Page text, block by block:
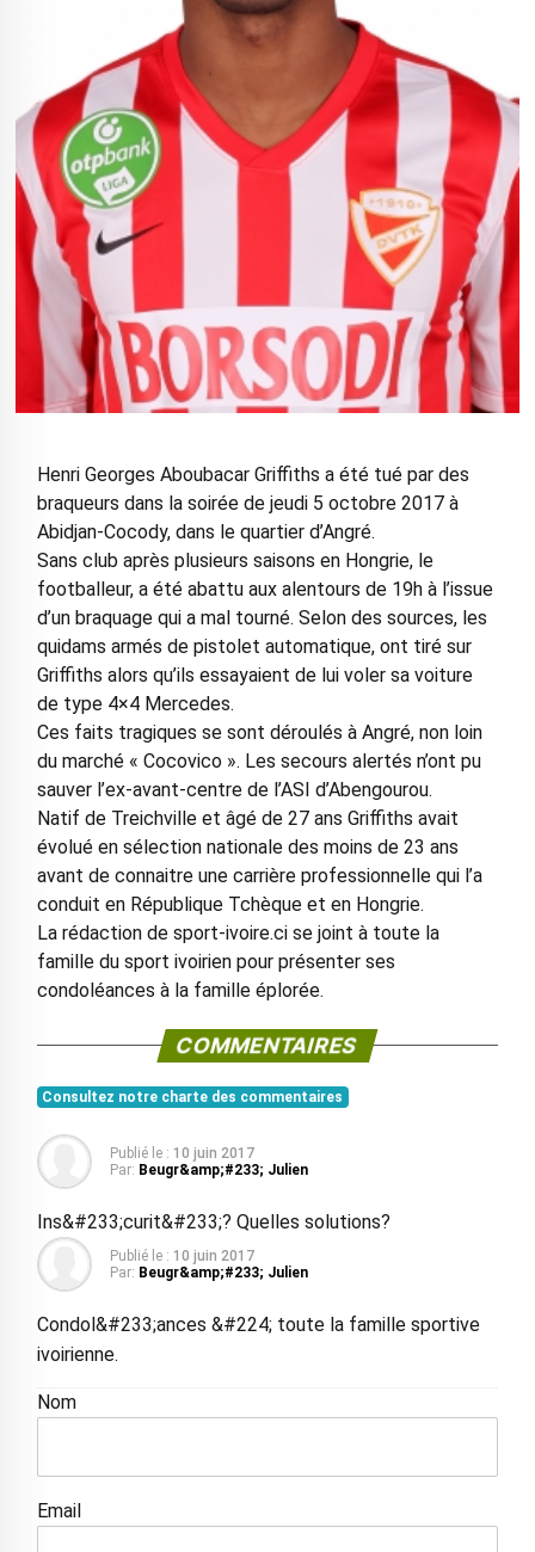
Henri Georges Aboubacar Griffiths a été tué par des
braqueurs dans la soirée de jeudi 5 octobre 2017 à
Abidjan-Cocody, dans le quartier d’Angré.
Sans club après plusieurs saisons en Hongrie, le
footballeur, a été abattu aux alentours de 19h à l’issue
d’un braquage qui a mal tourné. Selon des sources, les
quidams armés de pistolet automatique, ont tiré sur
Griffiths alors qu’ils essayaient de lui voler sa voiture
de type 4×4 Mercedes.
Ces faits tragiques se sont déroulés à Angré, non loin
du marché « Cocovico ». Les secours alertés n’ont pu
sauver l’ex-avant-centre de l’ASI d’Abengourou.
Natif de Treichville et âgé de 27 ans Griffiths avait
évolué en sélection nationale des moins de 23 ans
avant de connaitre une carrière professionnelle qui l’a
conduit en République Tchèque et en Hongrie.
La rédaction de sport-ivoire.ci se joint à toute la
famille du sport ivoirien pour présenter ses
condoléances à la famille éplorée.
COMMENTAIRES
Consultez notre charte des commentaires
Publié le : 10 juin 2017
Par: Beugr&amp;#233; Julien
Ins&#233;curit&#233;? Quelles solutions?
Publié le : 10 juin 2017
Par: Beugr&amp;#233; Julien
Condol&#233;ances &#224; toute la famille sportive
ivoirienne.
Nom
Email